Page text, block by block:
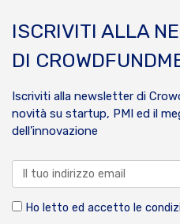
ISCRIVITI ALLA
DI
Iscriviti alla newsletter di
novità su startup, PMI ed il
dell’innovazione
Ho letto ed accetto le